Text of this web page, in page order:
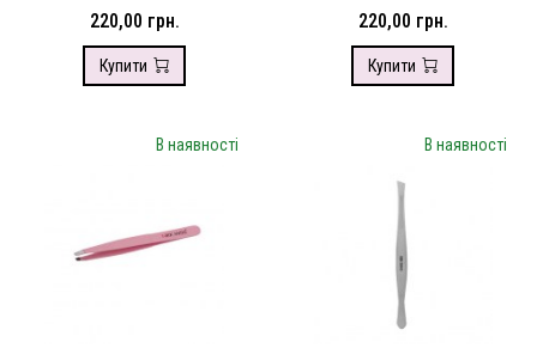
220,00 грн.
Купити
220,00 грн.
Купити
В наявності В наявності